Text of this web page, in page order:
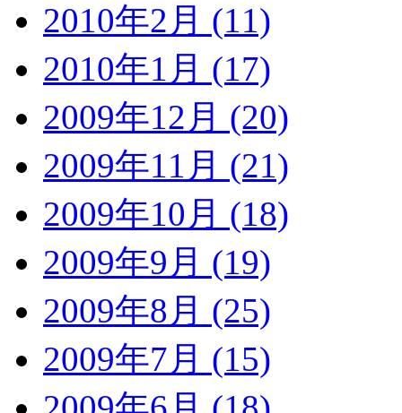
2010年2月 (11)
2010年1月 (17)
2009年12月 (20)
2009年11月 (21)
2009年10月 (18)
2009年9月 (19)
2009年8月 (25)
2009年7月 (15)